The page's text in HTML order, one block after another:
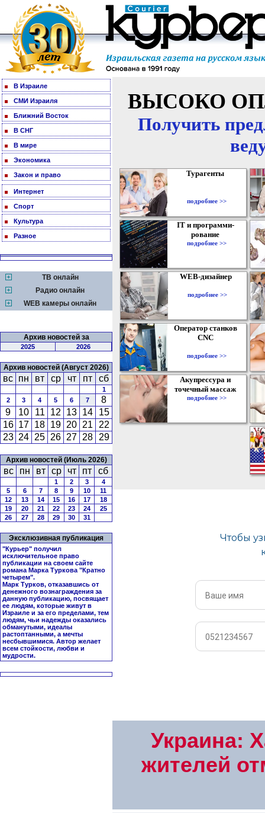
В Израиле
СМИ Израиля
Ближний Восток
В СНГ
В мире
Экономика
Закон и право
Интернет
Спорт
Культура
Разное
ТВ онлайн
Радио онлайн
WEB камеры онлайн
Архив новостей за
2025 2026
Архив новостей (Август 2026)
вс пн вт ср чт пт сб
1
2
3 4 5 6 7
8
9
10 11 12 13 14
15
16 17 18 19 20 21
22
23 24 25 26 27 28 29
Архив новостей (Июль 2026)
вс пн вт ср чт пт сб
1 2 3
4
5
6 7 8 9 10
11
12
13 14 15 16 17
18
19
20 21 22 23 24
25
26
27 28 29 30 31
Эксклюзивная публикация
"Курьер" получил
исключительное право
публикации на своем сайте
романа Марка Туркова "Кратно
четырем".
Марк Турков, отказавшись от
денежного вознаграждения за
данную публикацию, посвящает
ее людям, которые живут в
Израиле и за его пределами, тем
людям, чьи надежды оказались
обманутыми, идеалы
растоптанными, а мечты
несбывшимися. Автор желает
всем стойкости, любви и
мудрости.
ВЫСОКО
Получить
Турагенты
подробнее >>
IT и программи-
рование
подробнее >>
WEB-дизайнер
подробнее >>
Оператор станков
CNC
подробнее >>
Акупрессура и
точечный массаж
подробнее >>
Украина:
жителей